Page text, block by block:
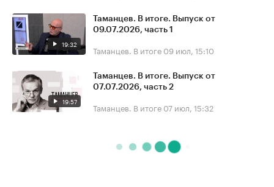
19:32
Таманцев. В итоге. Выпуск от
09.07.2026, часть 1
Таманцев. В итоге 09 июл, 15:10
19:57
Таманцев. В итоге. Выпуск от
07.07.2026, часть 2
Таманцев. В итоге 07 июл, 15:32